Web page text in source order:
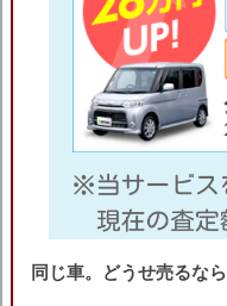
同じ車。どうせ売るなら